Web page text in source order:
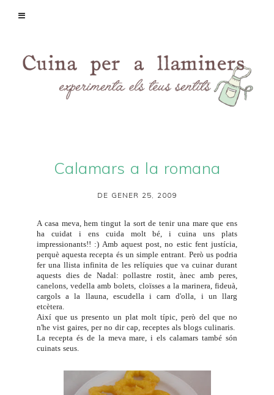
Calamars a la romana
DE GENER 25, 2009
A casa meva, hem tingut la sort de tenir una mare que ens
ha cuidat i ens cuida molt bé, i cuina uns plats
impressionants!! :) Amb aquest post, no estic fent justícia,
perquè aquesta recepta és un simple entrant. Però us podria
fer una llista infinita de les relíquies que va cuinar durant
aquests dies de Nadal: pollastre rostit, ànec amb peres,
canelons, vedella amb bolets, cloïsses a la marinera, fideuà,
cargols a la llauna, escudella i carn d'olla, i un llarg
etcètera.
Així que us presento un plat molt típic, però del que no
n'he vist gaires, per no dir cap, receptes als blogs culinaris.
La recepta és de la meva mare, i els calamars també són
cuinats seus.